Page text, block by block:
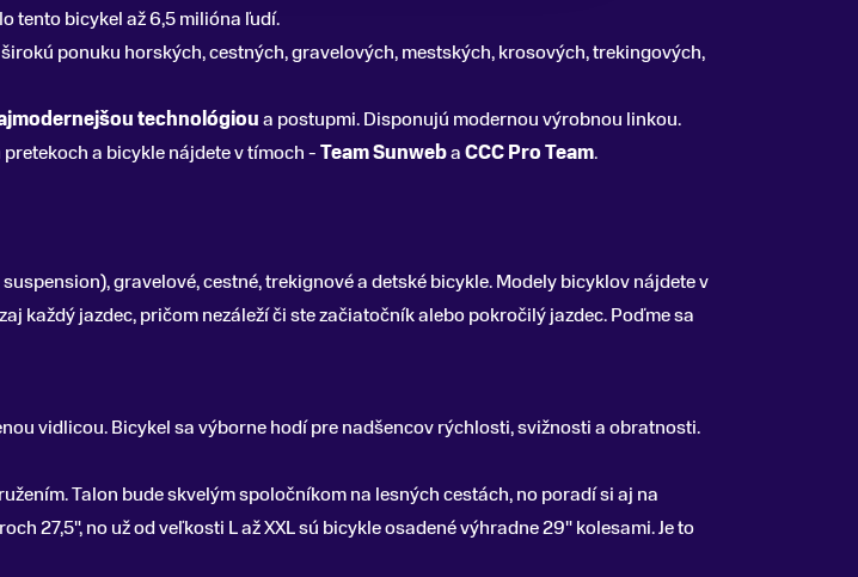
tento bicykel až 6,5 milióna ľudí.
ponuku horských, cestných, gravelových, mestských, krosových, trekingových,
technológioua postupmi. Disponujú modernou výrobnou linkou.
a bicykle nájdete v tímoch -Team SunwebaCCC Pro Team.
gravelové, cestné, trekignové a detské bicykle. Modely bicyklov nájdete v
každý jazdec, pričom nezáleží či ste začiatočník alebo pokročilý jazdec. Poďme sa
vidlicou. Bicykel sa výborne hodí pre nadšencov rýchlosti, svižnosti a obratnosti.
Talon bude skvelým spoločníkom na lesných cestách, no poradí si aj na
27,5", no už od veľkosti L až XXL sú bicykle osadené výhradne 29" kolesami. Je to